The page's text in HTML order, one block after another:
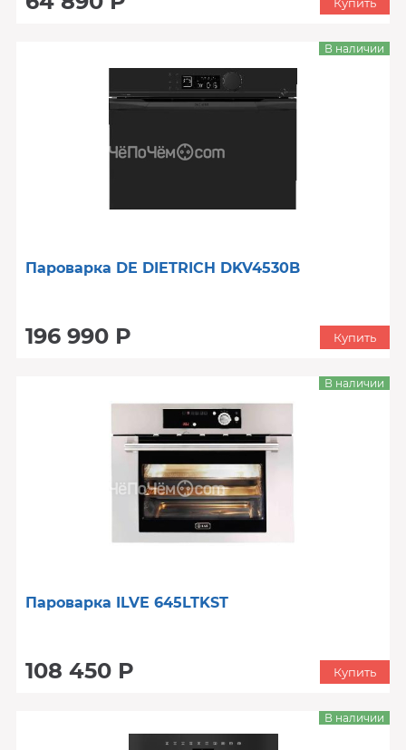
Пароварка DE DIETRICH DKV4530B
196 990 Р
В наличии
Купить
Пароварка ILVE 645LTKST
108 450 Р
В наличии
Купить
В наличии